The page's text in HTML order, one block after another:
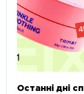
Останні дні